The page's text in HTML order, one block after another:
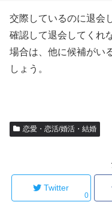
交際しているのに退会
確認して退会してくれ
場合は、他に候補がい
しょう。
恋愛・恋活/婚活・結婚
Twitter
0